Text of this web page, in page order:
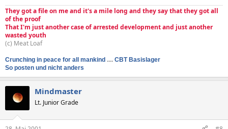
They got a file on me and it's a mile long and they say that they got all
of the proof
That I'm just another case of arrested development and just another
wasted youth
(c) Meat Loaf
Crunching in peace for all mankind .... CBT Basislager
So posten und nicht anders
Mindmaster
Lt. Junior Grade